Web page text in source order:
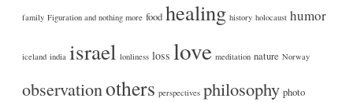
family Figuration and nothing more food healing history holocaust humor
iceland india israel lonliness loss love meditation nature Norway
observationothers perspectives philosophy photo